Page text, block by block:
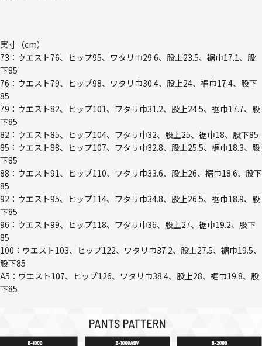
実寸（cm）
73：ウエスト76、ヒップ95、ワタリ巾29.6、股上23.5、裾巾17.1、股
下85
76：ウエスト79、ヒップ98、ワタリ巾30.4、股上24、裾巾17.4、股下
85
79：ウエスト82、ヒップ101、ワタリ巾31.2、股上24.5、裾巾17.7、股
下85
82：ウエスト85、ヒップ104、ワタリ巾32、股上25、裾巾18、股下85
85：ウエスト88、ヒップ107、ワタリ巾32.8、股上25.5、裾巾18.3、股
下85
88：ウエスト91、ヒップ110、ワタリ巾33.6、股上26、裾巾18.6、股下
85
92：ウエスト95、ヒップ114、ワタリ巾34.8、股上26.5、裾巾18.9、股
下85
96：ウエスト99、ヒップ118、ワタリ巾36、股上27、裾巾19.2、股下
85
100：ウエスト103、ヒップ122、ワタリ巾37.2、股上27.5、裾巾19.5、
股下85
A5：ウエスト107、ヒップ126、ワタリ巾38.4、股上28、裾巾19.8、股
下85